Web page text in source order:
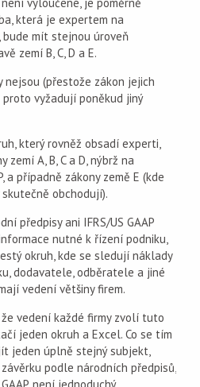
která je expertem na
mít stejnou úroveň
zemí B, C, D a E.
nejsou (přestože zákon jejich
vyžadují poněkud jiný
který rovněž obsadí experti,
A, B, C a D, nýbrž na
a případně zákony země E (kde
obchodují).
předpisy ani IFRS/US GAAP
nutné k řízení podniku,
okruh, kde se sledují náklady
dodavatele, odběratele a jiné
vedení většiny firem.
vedení každé firmy zvolí tuto
jeden okruh a Excel. Co se tím
jeden úplně stejný subjekt,
podle národních předpisů,